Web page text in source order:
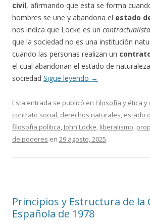
civil, afirmando que esta se forma
hombres se une y abandona el estado
nos indica que Locke es un contractualista
que la sociedad no es una institución
cuando las personas realizan un
el cual abandonan el estado de
sociedad Sigue leyendo →
Esta entrada se publicó en Filosofía y ética y
contrato social, derechos naturales, estado
filosofía política, John Locke, liberalismo,
de poderes en 29 agosto, 2025.
Principios y Estructura de la
Española de 1978